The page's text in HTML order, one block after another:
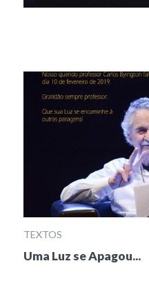
TEXTOS
Uma Luz se Apagou...